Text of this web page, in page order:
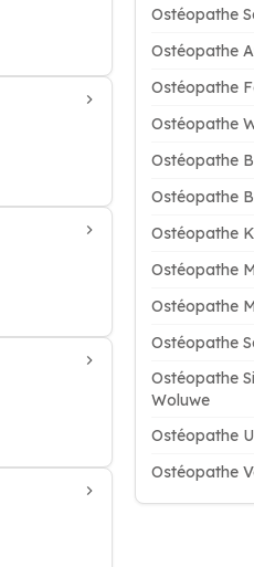
Ostéopathe
Ostéopathe
Ostéopathe
Ostéopathe
Ostéopathe
Ostéopathe
Ostéopathe
Ostéopathe
Ostéopathe
Ostéopathe
Ostéopathe
Woluwe
Ostéopathe
Ostéopathe